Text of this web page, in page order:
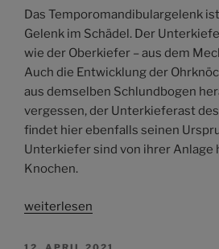
Das Temporomandibulargelenk
Gelenk im Schädel. Der
wie der Oberkiefer – aus dem
Auch die Entwicklung der
aus demselben Schlundbogen
vergessen, der Unterkieferast
findet hier ebenfalls seinen
Unterkiefer sind von ihrer Anlage
Knochen.
weiterlesen
VERÖFFENTLICHT